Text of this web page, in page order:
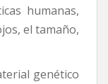
humanas,
el tamaño,
genético